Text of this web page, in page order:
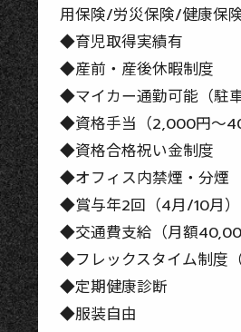
用保険/労災保険/健康保険
◆育児取得実績有
◆産前・産後休暇制度
◆マイカー通勤可能（駐車
◆資格手当（2,000円～
◆資格合格祝い金制度
◆オフィス内禁煙・分煙
◆賞与年2回（4月/10月）
◆交通費支給（月額
◆フレックスタイム制度（
◆定期健康診断
◆服装自由